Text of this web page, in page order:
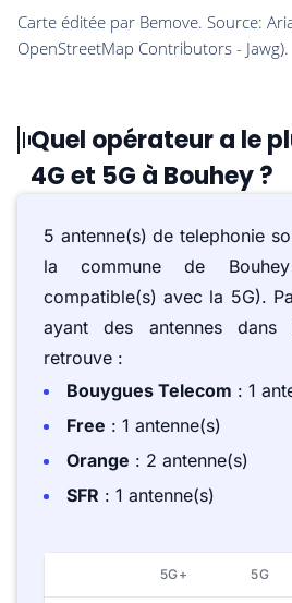
Quel opérateur a le
4G et 5G à Bouhey ?
5 antenne(s) de telephonie
la commune de
compatible(s) avec la 5G).
ayant des antennes
retrouve :
Bouygues Telecom : 1
Free : 1 antenne(s)
Orange : 2 antenne(s)
SFR : 1 antenne(s)
5G+ 5G